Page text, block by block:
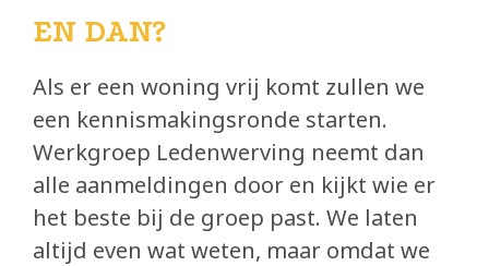
EN DAN?
Als er een woning vrij komt zullen we
een kennismakingsronde starten.
Werkgroep Ledenwerving neemt dan
alle aanmeldingen door en kijkt wie er
het beste bij de groep past. We laten
altijd even wat weten, maar omdat we